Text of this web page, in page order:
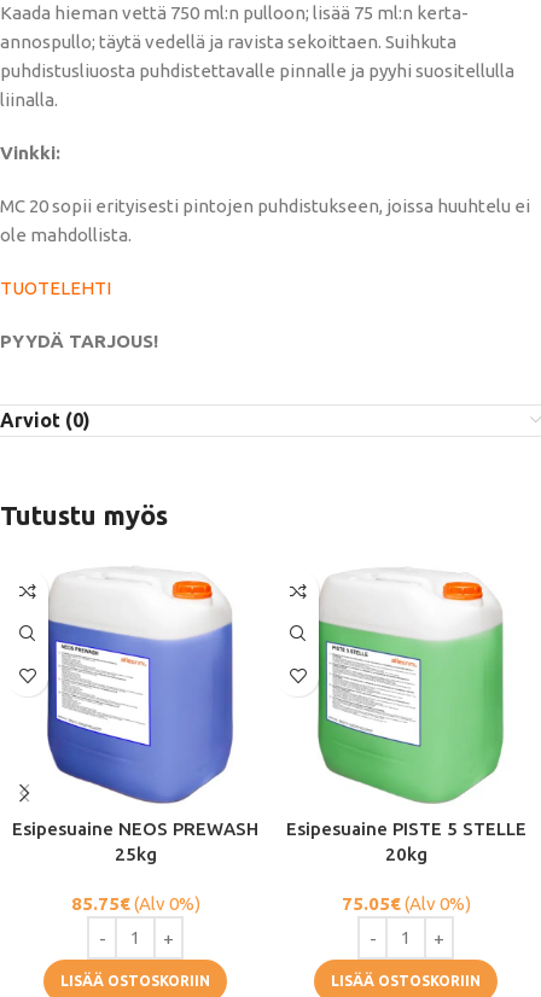
Kaada hieman vettä 750 ml:n pulloon; lisää 75 ml:n kerta-
annospullo; täytä vedellä ja ravista sekoittaen. Suihkuta
puhdistusliuosta puhdistettavalle pinnalle ja pyyhi suositellulla
liinalla.
Vinkki:
MC 20 sopii erityisesti pintojen puhdistukseen, joissa huuhtelu ei
ole mahdollista.
TUOTELEHTI
PYYDÄ TARJOUS!
Arviot (0)
Tutustu myös
Esipesuaine NEOS PREWASH
25kg
85.75€(Alv 0%)
LISÄÄ OSTOSKORIIN
Esipesuaine PISTE 5 STELLE
20kg
75.05€(Alv 0%)
LISÄÄ OSTOSKORIIN